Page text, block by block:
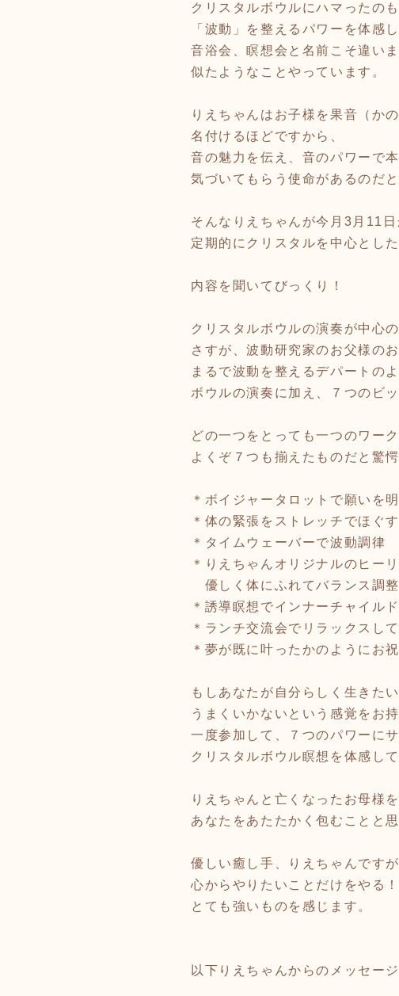
クリスタルボウルにハマったの
「波動」を整えるパワーを体感し
音浴会、瞑想会と名前こそ違いま
似たようなことやっています。
りえちゃんはお子様を果音（か
名付けるほどですから、
音の魅力を伝え、音のパワーで
気づいてもらう使命があるのだと
そんなりえちゃんが今月3月11日
定期的にクリスタルを中心とし
内容を聞いてびっくり！
クリスタルボウルの演奏が中心
さすが、波動研究家のお父様の
まるで波動を整えるデパートのよ
ボウルの演奏に加え、７つのビ
どの一つをとっても一つのワー
よくぞ７つも揃えたものだと驚愕
＊ボイジャータロットで願いを
＊体の緊張をストレッチでほぐ
＊タイムウェーバーで波動調律
＊りえちゃんオリジナルのヒー
優しく体にふれてバランス調整
＊誘導瞑想でインナーチャイル
＊ランチ交流会でリラックスし
＊夢が既に叶ったかのようにお
もしあなたが自分らしく生きた
うまくいかないという感覚をお
一度参加して、７つのパワーに
クリスタルボウル瞑想を体感し
りえちゃんと亡くなったお母様
あなたをあたたかく包むことと思
優しい癒し手、りえちゃんですが
心からやりたいことだけをやる
とても強いものを感じます。
以下りえちゃんからのメッセージ